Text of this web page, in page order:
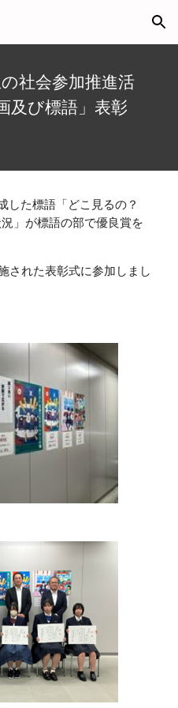
Skip to navigation
社会参加推進活
及び標語」表彰
した標語「どこ見るの？
」が標語の部で優良賞を
された表彰式に参加しまし